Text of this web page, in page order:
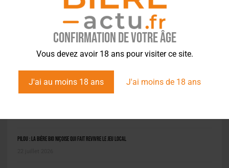
Confirmation de votre âge
Vous devez avoir 18 ans pour visiter ce site.
J'ai au moins 18 ans J'ai moins de 18 ans
L'ACTU EN BREF
Pilou : la bière bio niçoise qui fait revivre le jeu local